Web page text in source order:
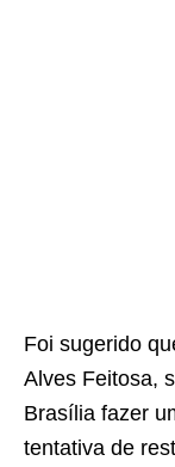
Foi sugerido
Alves Feitosa,
Brasília fazer
tentativa de